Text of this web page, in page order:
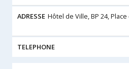
Hôtel de Ville, BP 24,